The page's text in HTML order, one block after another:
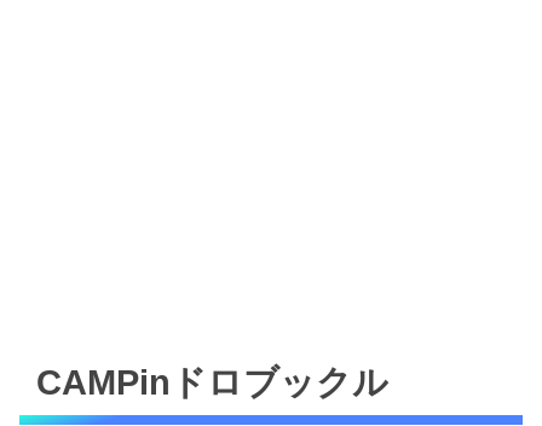
CAMPinドロブックル